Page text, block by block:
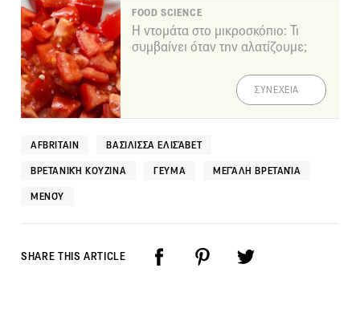
FOOD SCIENCE
Η ντομάτα στο μικροσκόπιο: Τι
συμβαίνει όταν την αλατίζουμε;
ΣΥΝΕΧΕΙΑ
AFBRITAIN ΒΑΣΊΛΙΣΣΑ ΕΛΙΣΆΒΕΤ
ΒΡΕΤΑΝΙΚΉ ΚΟΥΖΊΝΑ ΓΕΎΜΑ ΜΕΓΆΛΗ ΒΡΕΤΑΝΊΑ
ΜΕΝΟΎ
SHARE THIS ARTICLE